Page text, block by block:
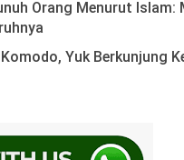
Orang Menurut Islam:
Yuk Berkunjung